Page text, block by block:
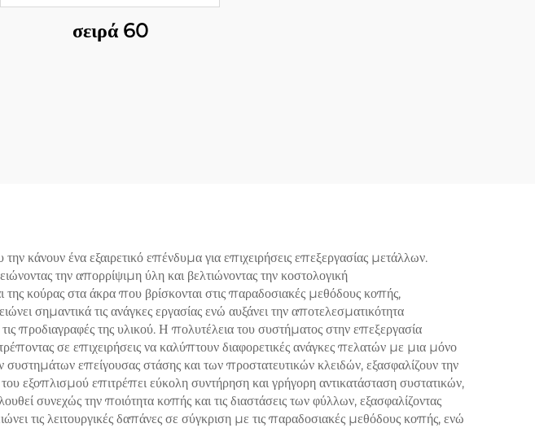
σειρά 60
κάνουν ένα εξαιρετικό επένδυμα για επιχειρήσεις επεξεργασίας μετάλλων.
την απορρίψιμη ύλη και βελτιώνοντας την κοστολογική
κούρας στα άκρα που βρίσκονται στις παραδοσιακές μεθόδους κοπής,
σημαντικά τις ανάγκες εργασίας ενώ αυξάνει την αποτελεσματικότητα
προδιαγραφές της υλικού. Η πολυτέλεια του συστήματος στην επεξεργασία
σε επιχειρήσεις να καλύπτουν διαφορετικές ανάγκες πελατών με μια μόνο
επείγουσας στάσης και των προστατευτικών κλειδών, εξασφαλίζουν την
εξοπλισμού επιτρέπει εύκολη συντήρηση και γρήγορη αντικατάσταση συστατικών,
συνεχώς την ποιότητα κοπής και τις διαστάσεις των φύλλων, εξασφαλίζοντας
τις λειτουργικές δαπάνες σε σύγκριση με τις παραδοσιακές μεθόδους κοπής, ενώ